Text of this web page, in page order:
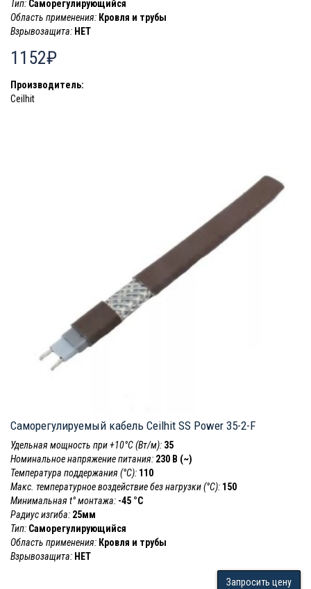
Тип: Саморегулирующийся
Область применения: Кровля и трубы
Взрывозащита: НЕТ
1152₽
Производитель:
Ceilhit
Саморегулируемый кабель Ceilhit SS Power 35-2-F
Удельная мощность при +10°С (Вт/м): 35
Номинальное напряжение питания: 230 В (~)
Температура поддержания (°С): 110
Макс. температурное воздействие без нагрузки (°С): 150
Минимальная t° монтажа: -45 °С
Радиус изгиба: 25мм
Тип: Саморегулирующийся
Область применения: Кровля и трубы
Взрывозащита: НЕТ
Запросить цену